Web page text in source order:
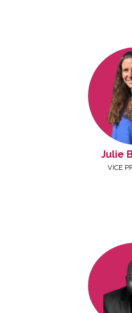
Julie
VICE